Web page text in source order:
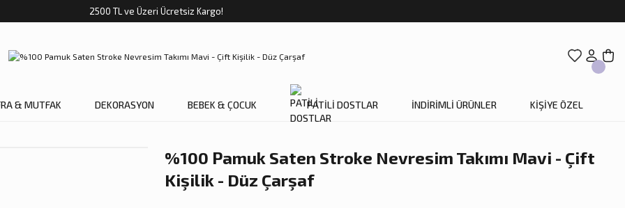
2500 TL ve Üzeri Ücretsiz Kargo!
& MUTFAK DEKORASYON BEBEK & ÇOCUK PATİLİ DOSTLAR İNDİRİMLİ ÜRÜNLER KİŞİYE ÖZEL
%100 Pamuk Saten Stroke Nevresim Takımı Mavi - Çift
Kişilik - Düz Çarşaf